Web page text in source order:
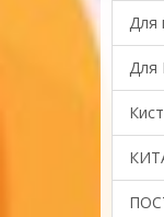
Для
Для